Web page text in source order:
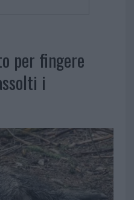
per fingere
i